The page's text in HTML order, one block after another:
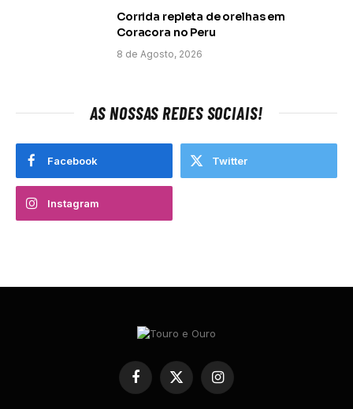
Corrida repleta de orelhas em
Coracora no Peru
8 de Agosto, 2026
AS NOSSAS REDES SOCIAIS!
Facebook Twitter
Instagram
Facebook
X
Instagram